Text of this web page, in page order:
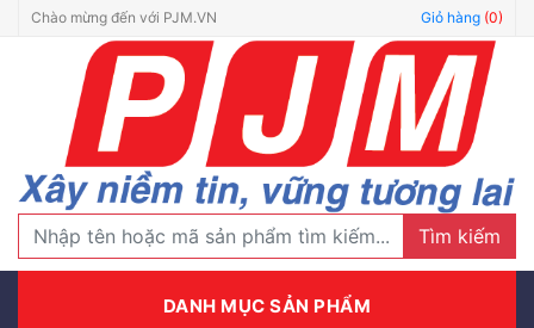
Chào mừng đến với PJM.VN Giỏ hàng (0)
Tìm kiếm
DANH MỤC SẢN PHẨM